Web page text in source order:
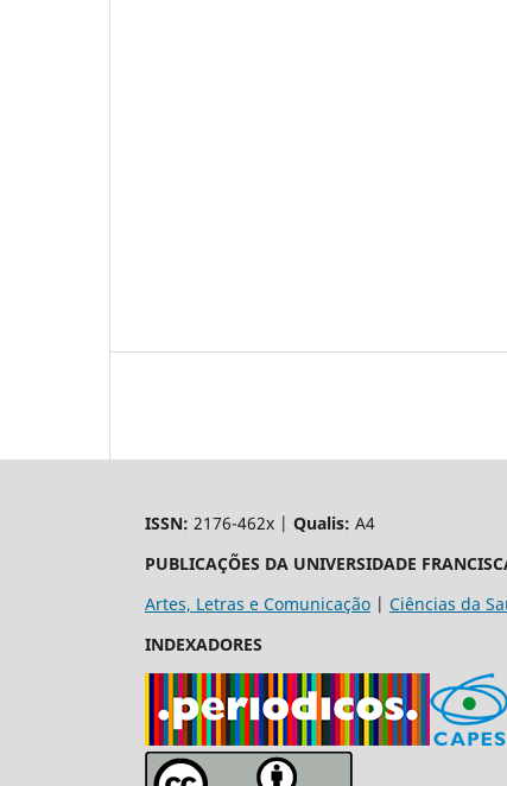
ISSN: 2176-462x | Qualis: A4
PUBLICAÇÕES DA UNIVERSIDADE
Artes, Letras e Comunicação | Ciências da
INDEXADORES